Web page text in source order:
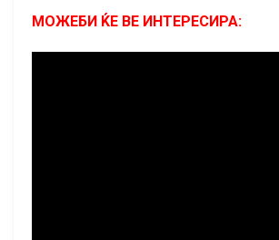
МОЖЕБИ ЌЕ ВЕ ИНТЕРЕСИРА: